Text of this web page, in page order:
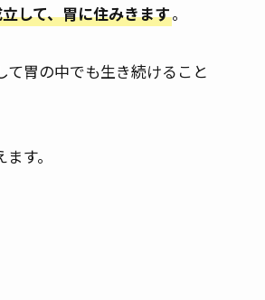
して、胃に住みきます。
胃の中でも生き続けること
す。